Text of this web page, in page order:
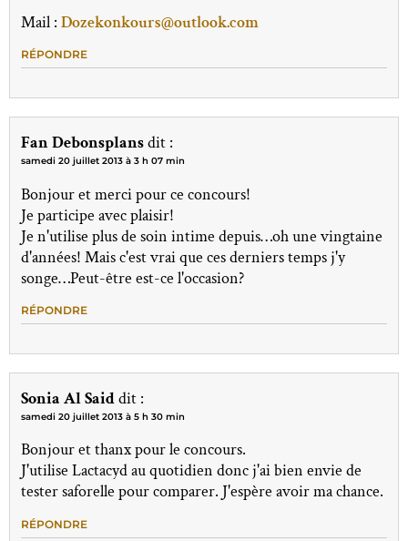
Mail : Dozekonkours@outlook.com
RÉPONDRE
Fan Debonsplansdit :
samedi 20 juillet 2013 à 3 h 07 min
Bonjour et merci pour ce concours!
Je participe avec plaisir!
Je n'utilise plus de soin intime depuis…oh une vingtaine
d'années! Mais c'est vrai que ces derniers temps j'y
songe…Peut-être est-ce l'occasion?
RÉPONDRE
Sonia Al Saiddit :
samedi 20 juillet 2013 à 5 h 30 min
Bonjour et thanx pour le concours.
J'utilise Lactacyd au quotidien donc j'ai bien envie de
tester saforelle pour comparer. J'espère avoir ma chance.
RÉPONDRE